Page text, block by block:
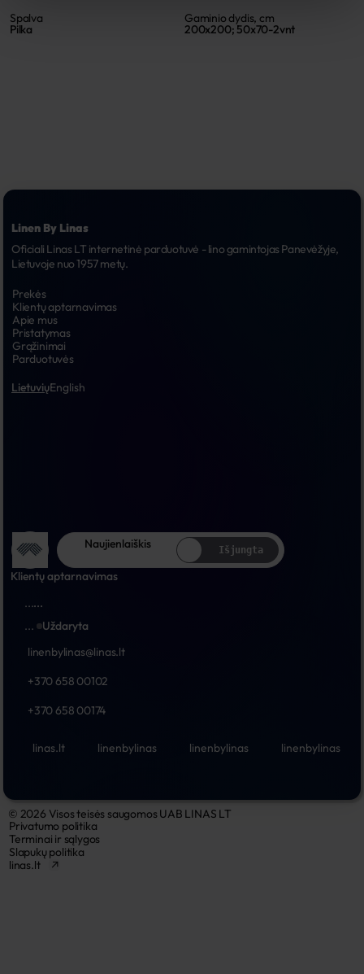
Spalva
Pilka
Gaminio dydis, cm
200x200; 50x70-2vnt
Linen By Linas
Oficiali Linas LT internetinė parduotuvė - lino gamintojas Panevėžyje,
Lietuvoje nuo 1957 metų.
Prekės
Klientų aptarnavimas
Apie mus
Pristatymas
Grąžinimai
Parduotuvės
LietuviųEnglish
Naujienlaiškis Išjungta
Klientų aptarnavimas
......
...
Uždaryta
linenbylinas@linas.lt
+370 658 00102
+370 658 00174
linas.lt linenbylinas linenbylinas linenbylinas
© 2026 Visos teisės saugomos UAB LINAS LT
Privatumo politika
Terminai ir sąlygos
Slapukų politika
linas.lt